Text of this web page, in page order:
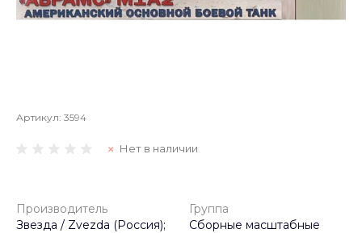
Артикул: 3594
Нет в наличии
Производитель
Звезда / Zvezda (Россия);
Группа
Сборные масштабные